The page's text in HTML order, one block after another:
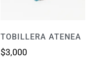
TOBILLERA ATENEA
$3,000